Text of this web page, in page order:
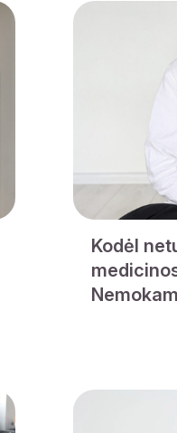
Kodėl